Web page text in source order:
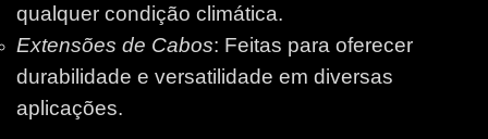
qualquer condição climática.
Extensões de Cabos: Feitas para oferecer
durabilidade e versatilidade em diversas
aplicações.